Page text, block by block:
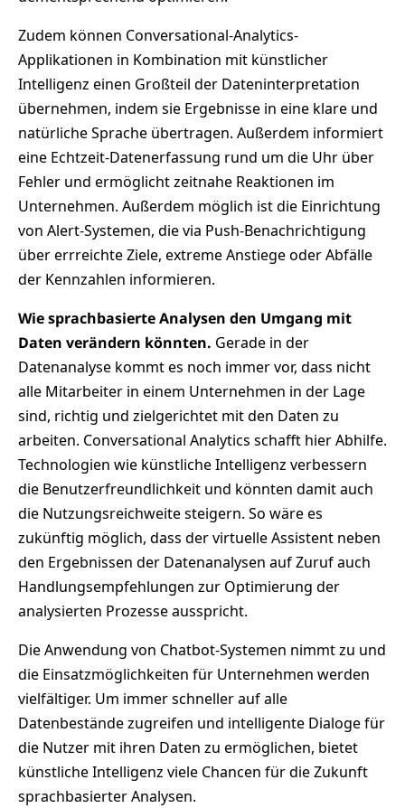
Zudem können Conversational-Analytics-
Applikationen in Kombination mit künstlicher
Intelligenz einen Großteil der Dateninterpretation
übernehmen, indem sie Ergebnisse in eine klare und
natürliche Sprache übertragen. Außerdem informiert
eine Echtzeit-Datenerfassung rund um die Uhr über
Fehler und ermöglicht zeitnahe Reaktionen im
Unternehmen. Außerdem möglich ist die Einrichtung
von Alert-Systemen, die via Push-Benachrichtigung
über errreichte Ziele, extreme Anstiege oder Abfälle
der Kennzahlen informieren.
Wie sprachbasierte Analysen den Umgang mit
Daten verändern könnten. Gerade in der
Datenanalyse kommt es noch immer vor, dass nicht
alle Mitarbeiter in einem Unternehmen in der Lage
sind, richtig und zielgerichtet mit den Daten zu
arbeiten. Conversational Analytics schafft hier Abhilfe.
Technologien wie künstliche Intelligenz verbessern
die Benutzerfreundlichkeit und könnten damit auch
die Nutzungsreichweite steigern. So wäre es
zukünftig möglich, dass der virtuelle Assistent neben
den Ergebnissen der Datenanalysen auf Zuruf auch
Handlungsempfehlungen zur Optimierung der
analysierten Prozesse ausspricht.
Die Anwendung von Chatbot-Systemen nimmt zu und
die Einsatzmöglichkeiten für Unternehmen werden
vielfältiger. Um immer schneller auf alle
Datenbestände zugreifen und intelligente Dialoge für
die Nutzer mit ihren Daten zu ermöglichen, bietet
künstliche Intelligenz viele Chancen für die Zukunft
sprachbasierter Analysen.